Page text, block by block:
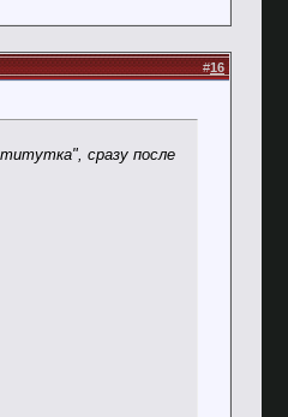
#16
сразу после